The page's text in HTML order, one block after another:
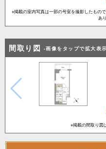
1Kタイプにおいても、居室・
り、高い居住性を実現しました
華やかなロケーションと質の高
感してください。
※掲載の室内写真は一部の号室を撮影したもの
あ
間取り図 -画像をタップで拡大表
※掲載の間取り図